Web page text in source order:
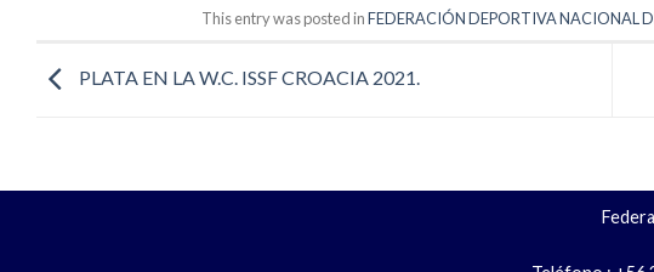
This entry was posted inFEDERACIÓN DEPORTIVA NACIONAL
PLATA EN LA W.C. ISSF CROACIA 2021.